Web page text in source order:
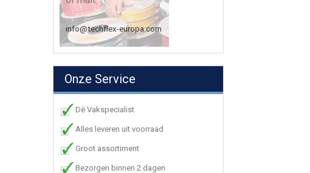
info@techflex-europa.com
Onze Service
Dè Vakspecialist
Alles leveren uit voorraad
Groot assortiment
Bezorgen binnen 2 dagen